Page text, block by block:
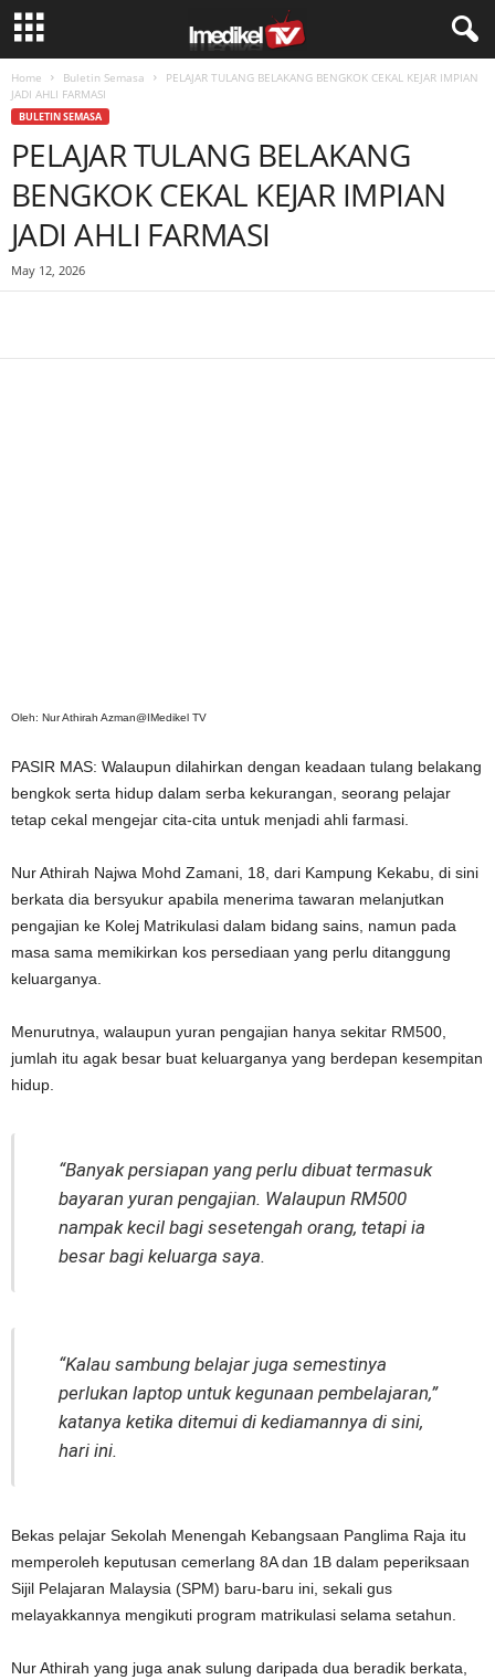
Home Buletin Semasa
PELAJAR TULANG BELAKANG BENGKOK CEKAL KEJAR IMPIAN
JADI AHLI FARMASI
BULETIN SEMASA
PELAJAR TULANG BELAKANG
BENGKOK CEKAL KEJAR IMPIAN
JADI AHLI FARMASI
May 12, 2026
Oleh: Nur Athirah Azman@IMedikel TV
PASIR MAS: Walaupun dilahirkan dengan keadaan tulang belakang
bengkok serta hidup dalam serba kekurangan, seorang pelajar
tetap cekal mengejar cita-cita untuk menjadi ahli farmasi.
Nur Athirah Najwa Mohd Zamani, 18, dari Kampung Kekabu, di sini
berkata dia bersyukur apabila menerima tawaran melanjutkan
pengajian ke Kolej Matrikulasi dalam bidang sains, namun pada
masa sama memikirkan kos persediaan yang perlu ditanggung
keluarganya.
Menurutnya, walaupun yuran pengajian hanya sekitar RM500,
jumlah itu agak besar buat keluarganya yang berdepan kesempitan
hidup.
“Banyak persiapan yang perlu dibuat termasuk
bayaran yuran pengajian. Walaupun RM500
nampak kecil bagi sesetengah orang, tetapi ia
besar bagi keluarga saya.
“Kalau sambung belajar juga semestinya
perlukan laptop untuk kegunaan pembelajaran,”
katanya ketika ditemui di kediamannya di sini,
hari ini.
Bekas pelajar Sekolah Menengah Kebangsaan Panglima Raja itu
memperoleh keputusan cemerlang 8A dan 1B dalam peperiksaan
Sijil Pelajaran Malaysia (SPM) baru-baru ini, sekali gus
melayakkannya mengikuti program matrikulasi selama setahun.
Nur Athirah yang juga anak sulung daripada dua beradik berkata,